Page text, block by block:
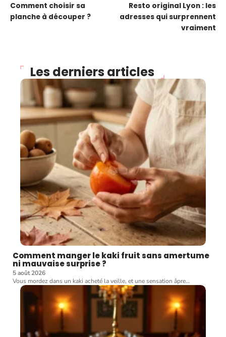
Comment choisir sa
planche à découper ?
Resto original Lyon : les
adresses qui surprennent
vraiment
Les derniers articles
Comment manger le kaki fruit sans amertume
ni mauvaise surprise ?
5 août 2026
Vous mordez dans un kaki acheté la veille, et une sensation âpre…